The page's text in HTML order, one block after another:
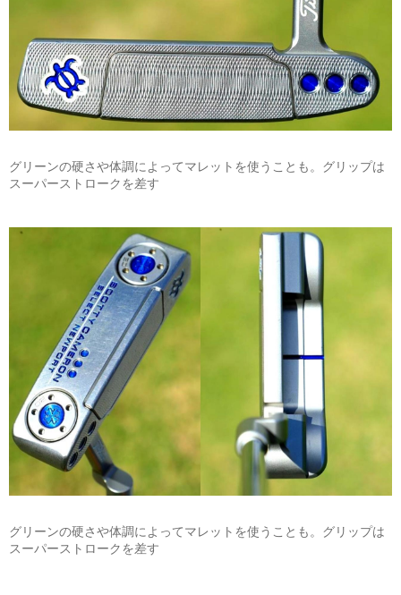
グリーンの硬さや体調によってマレットを使うことも。グリップは
スーパーストロークを差す
グリーンの硬さや体調によってマレットを使うことも。グリップは
スーパーストロークを差す